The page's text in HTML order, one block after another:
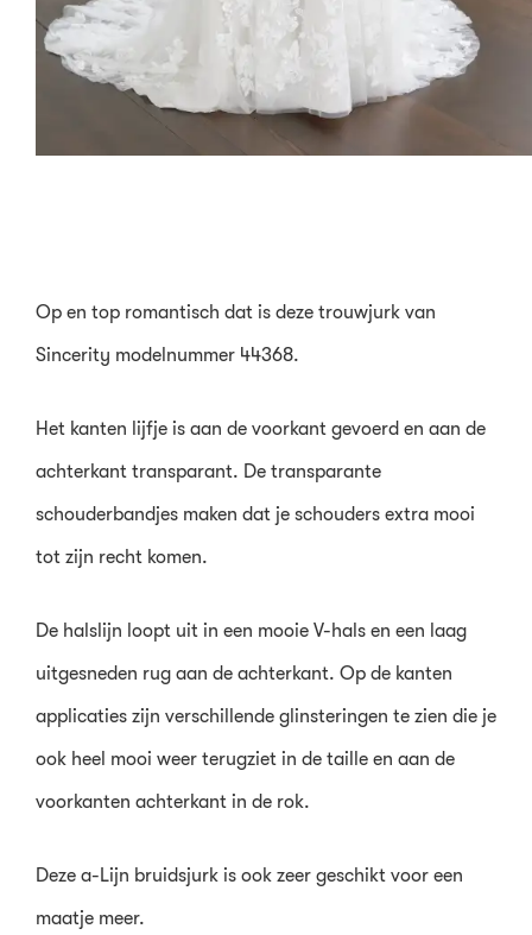
Op en top romantisch dat is deze trouwjurk van
Sincerity modelnummer 44368.
Het kanten lijfje is aan de voorkant gevoerd en aan de
achterkant transparant. De transparante
schouderbandjes maken dat je schouders extra mooi
tot zijn recht komen.
De halslijn loopt uit in een mooie V-hals en een laag
uitgesneden rug aan de achterkant. Op de kanten
applicaties zijn verschillende glinsteringen te zien die je
ook heel mooi weer terugziet in de taille en aan de
voorkanten achterkant in de rok.
Deze a-Lijn bruidsjurk is ook zeer geschikt voor een
maatje meer.